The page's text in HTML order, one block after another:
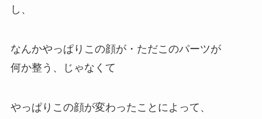
し、
なんかやっぱりこの顔が・ただこのパーツが
何か整う、じゃなくて
やっぱりこの顔が変わったことによって、